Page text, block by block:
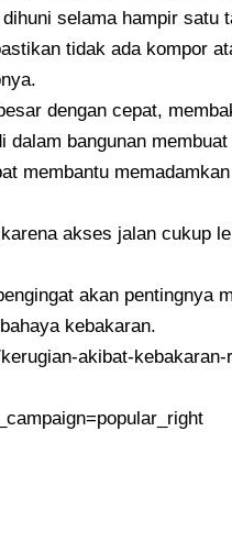
selama hampir satu
tidak ada kompor
dengan cepat,
bangunan
membantu
akses jalan cukup
akan pentingnya
kebakaran.
akibat-